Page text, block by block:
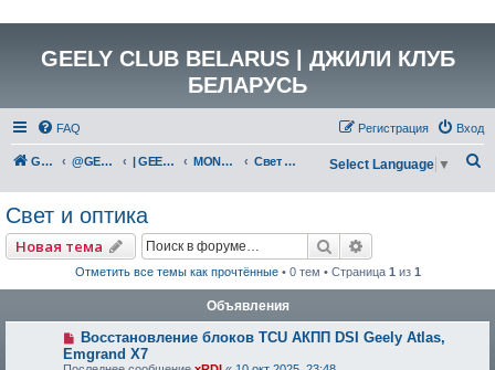
GEELY CLUB BELARUS | ДЖИЛИ КЛУБ
БЕЛАРУСЬ
FAQ Вход
Регистрация
GEELY Club Belarus @GEELYCLUBBY | GEELY КАТАЛОГ MONJARO (KX11) Свет и оптика Select Language ▼
Свет и оптика
Новая тема Поиск
Отметить все темы как прочтённые• 0 тем • Страница 1 из 1
Объявления
Восстановление блоков TCU АКПП DSI Geely Atlas,
Emgrand X7